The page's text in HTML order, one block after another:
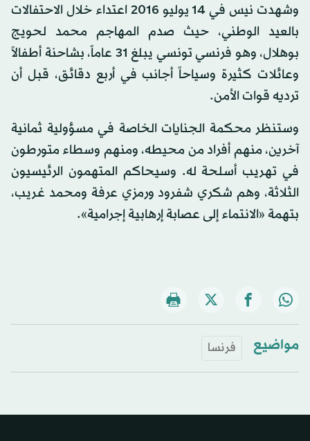
وشهدت نيس في 14 يوليو 2016 اعتداء خلال الاحتفالات
بالعيد الوطني، حيث صدم المهاجم محمد لحويج
بوهلال، وهو فرنسي تونسي يبلغ 31 عاماً، بشاحنة أطفالاً
وعائلات كثيرة وسياحاً أجانب في أربع دقائق، قبل أن
ترديه قوات الأمن.
وستنظر محكمة الجنايات الخاصة في مسؤولية ثمانية
آخرين، منهم أفراد من محيطه، ومنهم وسطاء متورطون
في تهريب أسلحة له. وسيحاكم المتهمون الرئيسيون
الثلاثة، وهم شكري شفرود ورمزي عرفة ومحمد غريب،
بتهمة «الانتماء إلى عصابة إرهابية إجرامية».
مواضيع فرنسا